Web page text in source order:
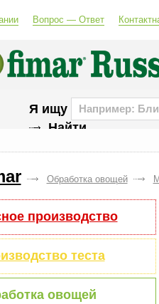
Вопрос — Ответ
Я ищу
Обработка овощей
производство
теста
овощей